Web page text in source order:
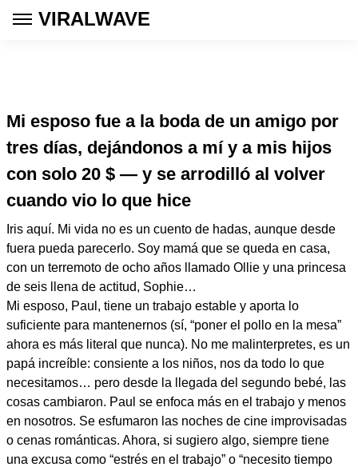
VIRALWAVE
Mi esposo fue a la boda de un amigo por
tres días, dejándonos a mí y a mis hijos
con solo 20 $ — y se arrodilló al volver
cuando vio lo que hice
Iris aquí. Mi vida no es un cuento de hadas, aunque desde
fuera pueda parecerlo. Soy mamá que se queda en casa,
con un terremoto de ocho años llamado Ollie y una princesa
de seis llena de actitud, Sophie…
Mi esposo, Paul, tiene un trabajo estable y aporta lo
suficiente para mantenernos (sí, “poner el pollo en la mesa”
ahora es más literal que nunca). No me malinterpretes, es un
papá increíble: consiente a los niños, nos da todo lo que
necesitamos… pero desde la llegada del segundo bebé, las
cosas cambiaron. Paul se enfoca más en el trabajo y menos
en nosotros. Se esfumaron las noches de cine improvisadas
o cenas románticas. Ahora, si sugiero algo, siempre tiene
una excusa como “estrés en el trabajo” o “necesito tiempo